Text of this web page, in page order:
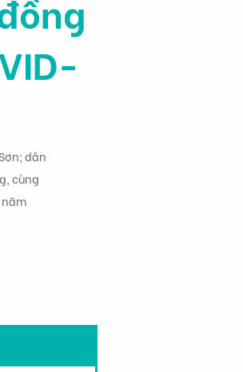
dân
cùng